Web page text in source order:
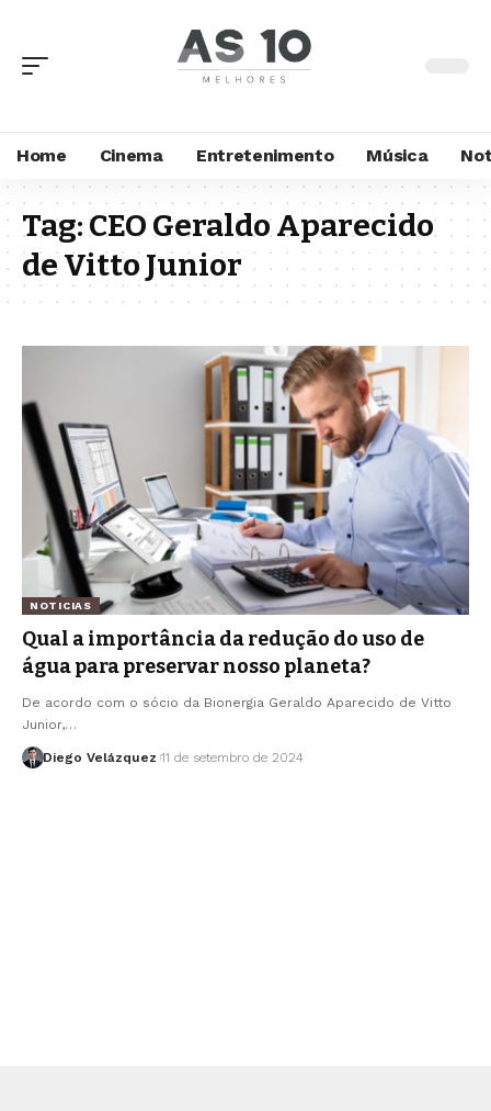
Home Cinema Entretenimento Música
Tag:CEO Geraldo Aparecido
de Vitto Junior
NOTICIAS
Qual a importância da redução do uso de
água para preservar nosso planeta?
De acordo com o sócio da Bionergia Geraldo Aparecido de Vitto
Junior,…
Diego Velázquez 11 de setembro de 2024